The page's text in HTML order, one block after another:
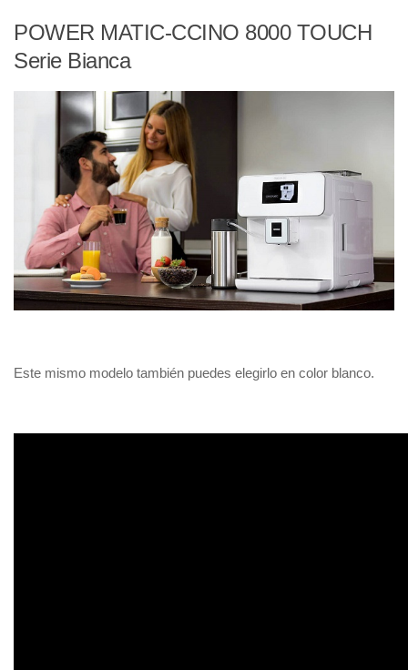
POWER MATIC-CCINO 8000 TOUCH
Serie Bianca
Este mismo modelo también puedes elegirlo en color blanco.